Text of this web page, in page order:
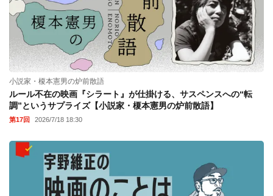
小説家・榎本憲男の炉前散語
ルール不在の映画『シラート』が仕掛ける、サスペンスへの“転
調”というサプライズ【小説家・榎本憲男の炉前散語】
第17回 2026/7/18 18:30